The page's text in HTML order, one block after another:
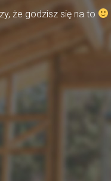
że godzisz się na to